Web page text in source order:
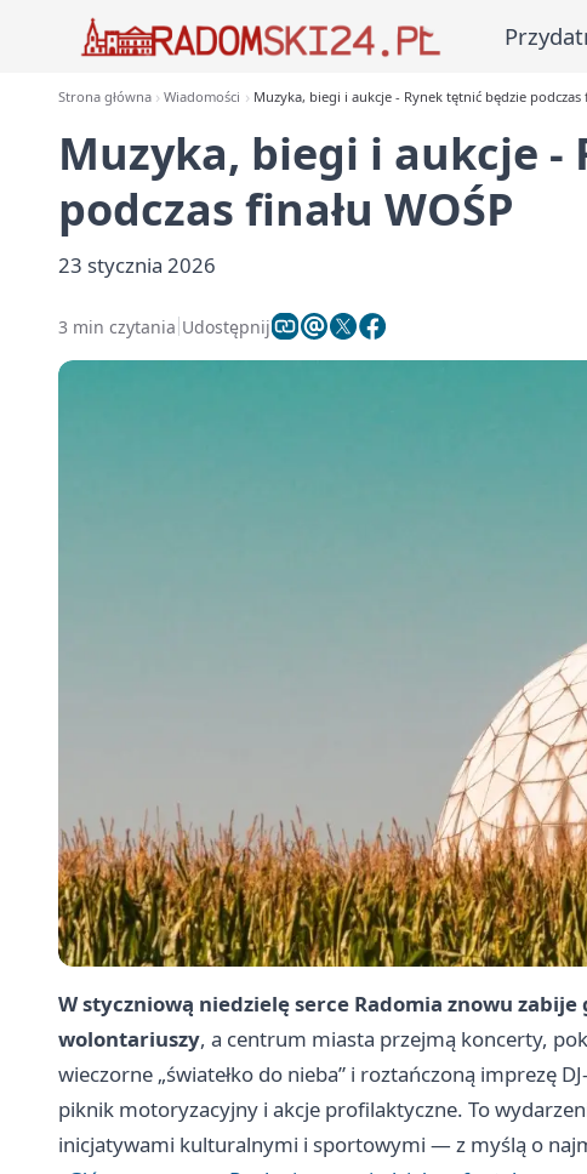
Strona główna Wiadomości Muzyka, biegi i aukcje - Rynek tętnić będzie podczas
Muzyka, biegi i aukcje
podczas finału WOŚP
23 stycznia 2026
3 min czytania Udostępnij
W styczniową niedzielę serce Radomia znowu
wolontariuszy, a centrum miasta przejmą koncerty,
wieczorne „światełko do nieba” i roztańczoną imprezę
piknik motoryzacyjny i akcje profilaktyczne. To
inicjatywami kulturalnymi i sportowymi — z myślą o